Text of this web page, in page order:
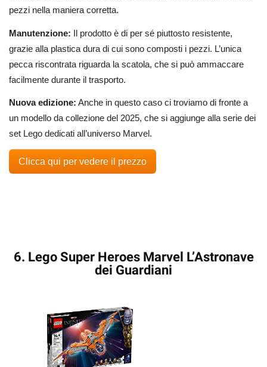
pezzi nella maniera corretta.
Manutenzione: Il prodotto è di per sé piuttosto resistente,
grazie alla plastica dura di cui sono composti i pezzi. L’unica
pecca riscontrata riguarda la scatola, che si può ammaccare
facilmente durante il trasporto.
Nuova edizione: Anche in questo caso ci troviamo di fronte a
un modello da collezione del 2025, che si aggiunge alla serie dei
set Lego dedicati all’universo Marvel.
Clicca qui per vedere il prezzo
6. Lego Super Heroes Marvel L’Astronave
dei Guardiani